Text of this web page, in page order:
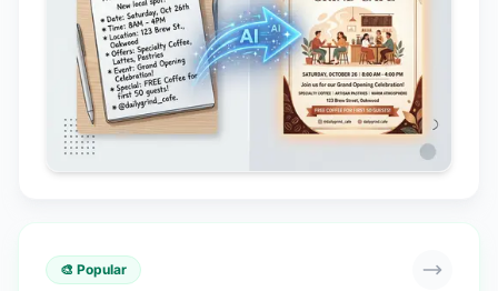
🎨 Popular